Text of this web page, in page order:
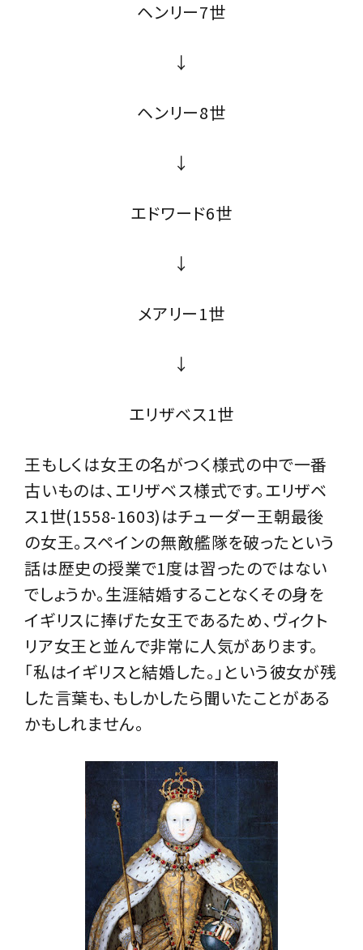
ヘンリー7世
↓
ヘンリー8世
↓
エドワード6世
↓
メアリー1世
↓
エリザベス1世
王もしくは女王の名がつく様式の中で一番
古いものは、エリザベス様式です。エリザベ
ス1世(1558-1603)はチューダー王朝最後
の女王。スペインの無敵艦隊を破ったという
話は歴史の授業で1度は習ったのではない
でしょうか。生涯結婚することなくその身を
イギリスに捧げた女王であるため、ヴィクト
リア女王と並んで非常に人気があります。
「私はイギリスと結婚した。」という彼女が残
した言葉も、もしかしたら聞いたことがある
かもしれません。